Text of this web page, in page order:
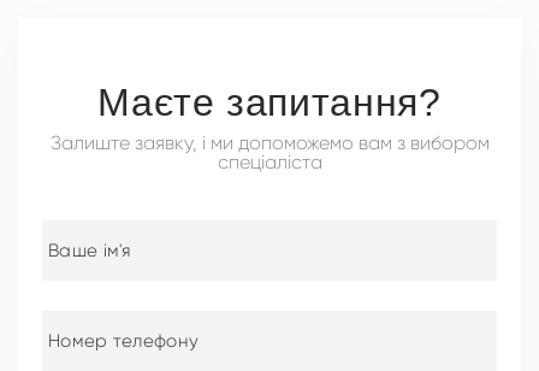
Маєте запитання?
Залиште заявку, і ми допоможемо вам з вибором
спеціаліста